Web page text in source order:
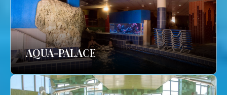
AQUA-PALACE